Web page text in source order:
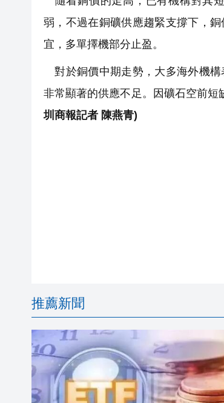
弱，不過在銅礦供應趨緊支撐下，
宜，多單擇機部分止盈。
對於銅價中期走勢，大多海外機構
非常顯著的供應不足。因礦石空前短
圳商報記者 陳燕青)
推薦新聞